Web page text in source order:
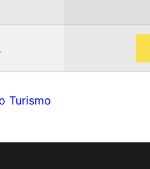
Turismo